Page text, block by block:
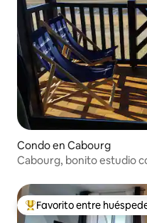
Condo en Cabourg
Cabourg, bonito estudio
Favorito entre huéspedes
Favorito entre